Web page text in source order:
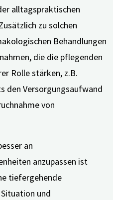
alltagspraktischen
zu solchen
Behandlungen
die die pflegenden
Rolle stärken, z.B.
den Versorgungsaufwand
von
an
anzupassen ist
tiefergehende
und